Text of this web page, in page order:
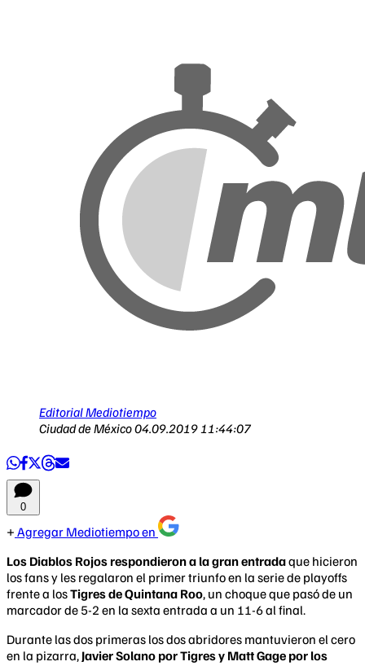
Editorial Mediotiempo
Ciudad de México04.09.2019 11:44:07
0
Agregar Mediotiempo en
Los Diablos Rojos respondieron a la gran entradaque hicieron
los fans y les regalaron el primer triunfo en la serie de playoffs
frente a losTigres de Quintana Roo, un choque que pasó de un
marcador de 5-2 en la sexta entrada a un 11-6 al final.
Durante las dos primeras los dos abridores mantuvieron el cero
en la pizarra, Javier Solano por Tigres y Matt Gage por los